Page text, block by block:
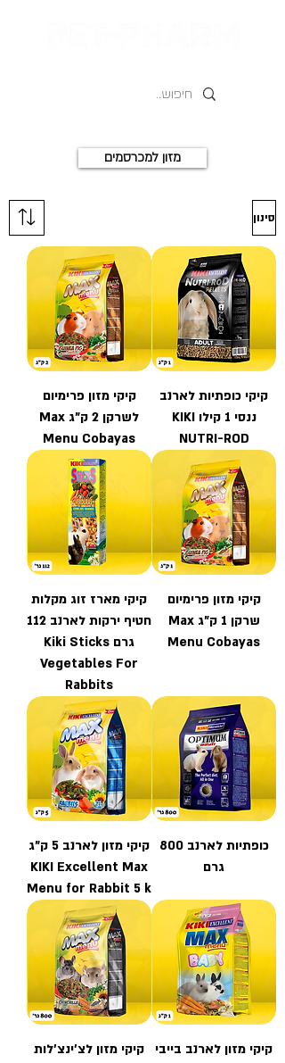
מזון למכרסמים
סינון
קיקי כופתיות לארנב
ננסי 1 קילו KIKI
NUTRI-ROD
קיקי מזון פרימיום
לשרקן 2 ק"ג Max
Menu Cobayas
קיקי מזון פרימיום
שרקן 1 ק"ג Max
Menu Cobayas
קיקי מארז זוג מקלות
חטיף ירקות לארנב 112
גרם Kiki Sticks
Vegetables For
Rabbits
כופתיות לארנב 800
גרם
קיקי מזון לארנב 5 ק"ג
KIKI Excellent Max
Menu for Rabbit 5 k
קיקי מזון לארנב בייבי
קיקי מזון לצ'ינצ'לות